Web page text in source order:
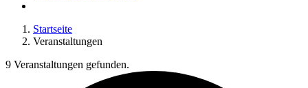
Startseite
Veranstaltungen
9 Veranstaltungen gefunden.